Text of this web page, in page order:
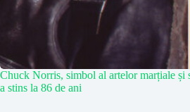
Chuck Norris, simbol al artelor marțiale și
a stins la 86 de ani